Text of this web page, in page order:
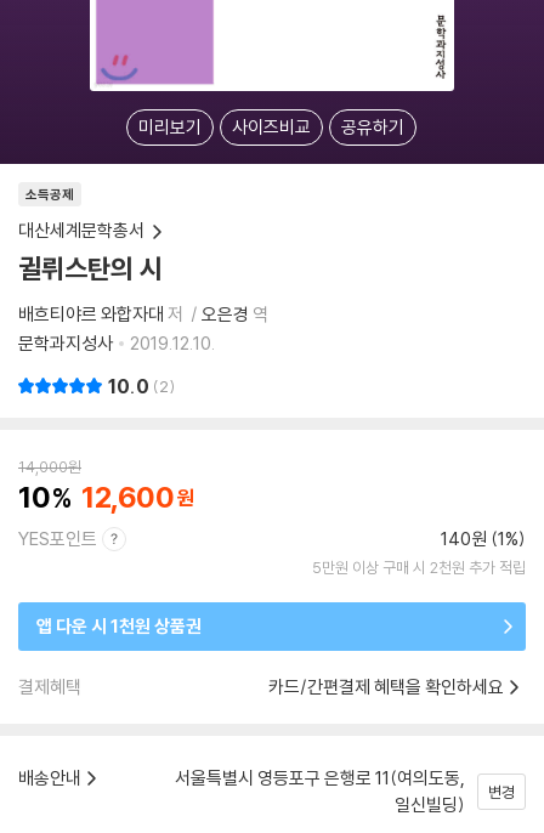
미리보기 사이즈비교 공유하기
소득공제
대산세계문학총서
귈뤼스탄의 시
배흐티야르 와합자대 저 오은경 역
문학과지성사
2019.12.10.
10.0 2
14,000원
10 12,600
YES포인트 140원 (1%)
5만원 이상 구매 시 2천원 추가 적립
앱 다운 시 1천원 상품권
결제혜택 카드/간편결제 혜택을 확인하세요
배송안내
서울특별시 영등포구 은행로 11(여의도동,
일신빌딩)
변경